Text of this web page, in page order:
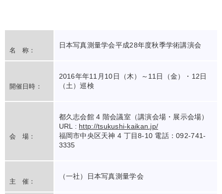
名 称：
日本写真測量学会平成28年度秋季学術講演会
開催日時：
2016年年11月10日（木）～11日（金）・12日
（土）巡検
会 場：
都久志会館 4 階会議室（講演会場・展示会場）
URL : http://tsukushi-kaikan.jp/
福岡市中央区天神 4 丁目8-10 電話：092-741-
3335
主 催：
（一社）日本写真測量学会